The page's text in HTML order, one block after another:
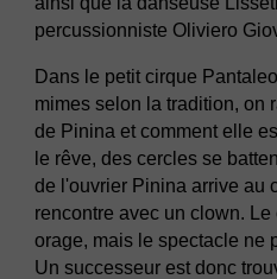
percussionniste Oliviero
Dans le petit cirque
mimes selon la tradition, on
de Pinina et comment elle
le rêve, des cercles se
de l'ouvrier Pinina arrive au
rencontre avec un clown.
orage, mais le spectacle ne
Un successeur est donc